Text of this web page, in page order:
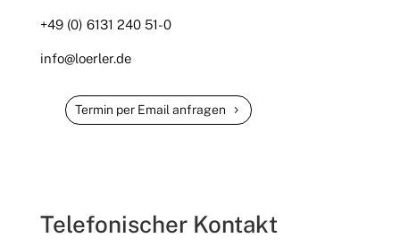
+49 (0) 6131 240 51-0
info@loerler.de
Termin per Email anfragen
Telefonischer Kontakt